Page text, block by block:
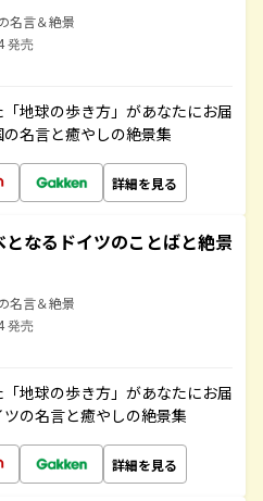
名言＆絶景
発売
地球の歩き方」があなたにお届
名言と癒やしの絶景集
詳細を見る
となるドイツのことばと絶景
名言＆絶景
発売
地球の歩き方」があなたにお届
の名言と癒やしの絶景集
詳細を見る